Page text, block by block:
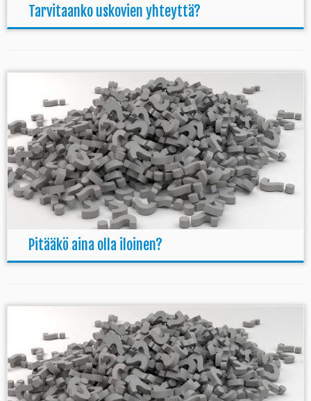
Tarvitaanko uskovien yhteyttä?
Pitääkö aina olla iloinen?